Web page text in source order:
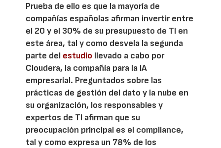
Prueba de ello es que la mayoría de
compañías españolas afirman invertir entre
el 20 y el 30% de su presupuesto de TI en
este área, tal y como desvela la segunda
parte del estudio llevado a cabo por
Cloudera, la compañía para la IA
empresarial. Preguntados sobre las
prácticas de gestión del dato y la nube en
su organización, los responsables y
expertos de TI afirman que su
preocupación principal es el compliance,
tal y como expresa un 78% de los